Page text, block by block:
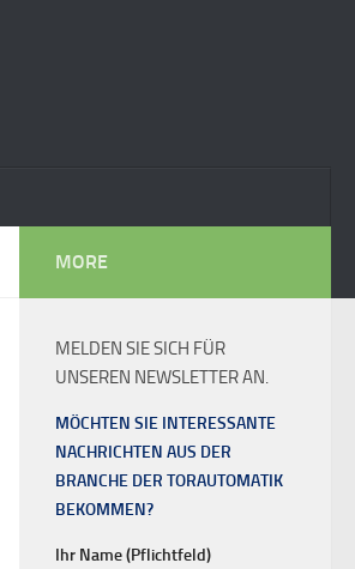
MORE
MELDEN SIE SICH FÜR
UNSEREN NEWSLETTER AN.
MÖCHTEN SIE INTERESSANTE
NACHRICHTEN AUS DER
BRANCHE DER TORAUTOMATIK
BEKOMMEN?
Ihr Name (Pflichtfeld)